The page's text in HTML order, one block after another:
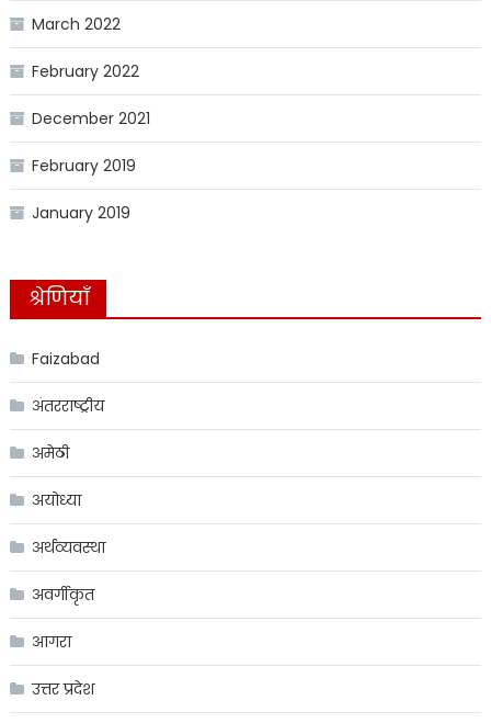
March 2022
February 2022
December 2021
February 2019
January 2019
श्रेणियाँ
Faizabad
अंतरराष्ट्रीय
अमेठी
अयोध्या
अर्थव्यवस्था
अवर्गीकृत
आगरा
उत्तर प्रदेश